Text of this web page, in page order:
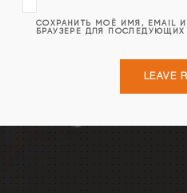
СОХРАНИТЬ МОЁ ИМЯ, EMAIL
БРАУЗЕРЕ ДЛЯ